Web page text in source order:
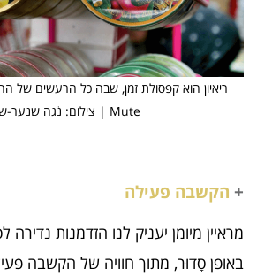
ריאיון הוא קפסולת זמן, שבה כל הרעשים של
Mute | צילום: נֹגה שנער-שויער
+ הקשבה פעילה
מראיין מיומן יעניק לנו הזדמנות נדירה
באופן סָדוּר, מתוך חוויה של הקשבה